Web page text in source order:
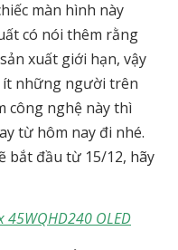
màn hình này
có nói thêm rằng
xuất giới hạn, vậy
ít những người trên
công nghệ này thì
từ hôm nay đi nhé.
bắt đầu từ 15/12, hãy
45WQHD240 OLED